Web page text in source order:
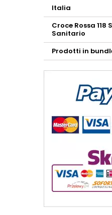
Italia
Croce Rossa 118
Sanitario
Prodotti in